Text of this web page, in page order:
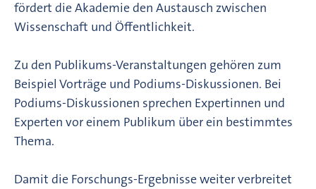
fördert die Akademie den Austausch zwischen
Wissenschaft und Öffentlichkeit.
Zu den Publikums-Veranstaltungen gehören zum
Beispiel Vorträge und Podiums-Diskussionen. Bei
Podiums-Diskussionen sprechen Expertinnen und
Experten vor einem Publikum über ein bestimmtes
Thema.
Damit die Forschungs-Ergebnisse weiter verbreitet